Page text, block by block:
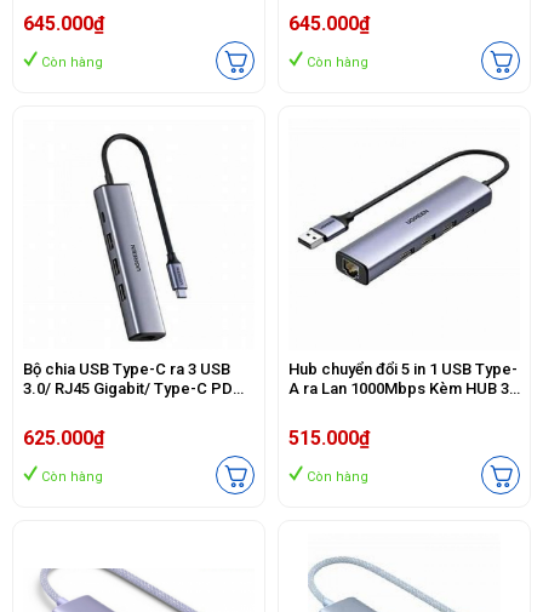
cao cấp
645.000₫
Còn hàng
15597 cao cấp
645.000₫
Còn hàng
Bộ chia USB Type-C ra 3 USB
3.0/ RJ45 Gigabit/ Type-C PD
625.000₫
Còn hàng
Hub chuyển đổi 5 in 1 USB Type-
A ra Lan 1000Mbps Kèm HUB 3
cao cấp
515.000₫
Còn hàng